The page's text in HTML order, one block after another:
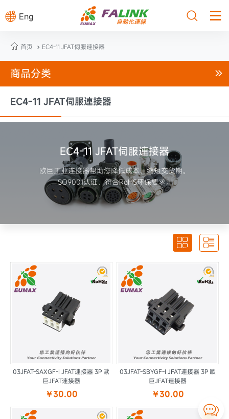
 Eng 


 首页  EC4-11 JFAT伺服連接器
商品分类 
EC4-11 JFAT伺服連接器
EC4-11 JFAT伺服連接器
欧巨工业连接器帮助您降低成本、缩短交货期。
ISO9001认证、符合RoHS环保要求。
 
03JFAT-SAXGF-I JFAT連接器 3P 歐
巨JFAT連接器
￥30.00
03JFAT-SBYGF-I JFAT連接器 3P 歐
巨JFAT連接器
￥30.00